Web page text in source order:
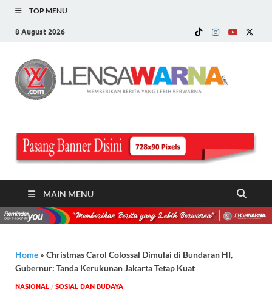
TOP MENU
8 August 2026
MAIN MENU
Home » Christmas Carol Colossal Dimulai di Bundaran HI,
Gubernur: Tanda Kerukunan Jakarta Tetap Kuat
NASIONAL / SOSIAL DAN BUDAYA